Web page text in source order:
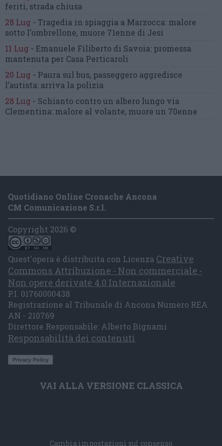
feriti, strada chiusa
28 Lug - Tragedia in spiaggia a Marzocca: malore
sotto l’ombrellone, muore 71enne di Jesi
11 Lug - Emanuele Filiberto di Savoia: promessa
mantenuta per Casa Perticaroli
20 Lug - Paura sul bus, passeggero aggredisce
l’autista: arriva la polizia
28 Lug - Schianto contro un albero lungo via
Clementina: malore al volante, muore un 70enne
Quotidiano Online Cronache Ancona
CM Comunicazione S.r.l.
Copyright 2026 ©
Quest'opera è distribuita con Licenza Creative
Commons Attribuzione - Non commerciale -
Non opere derivate 4.0 Internazionale
P.I. 01760000438
Registrazione al Tribunale di Ancona Numero REA
AN - 210769
Direttore Responsabile: Alberto Bignami
Responsabilità dei contenuti
VAI ALLA VERSIONE CLASSICA
Cambia impostazioni sul consenso